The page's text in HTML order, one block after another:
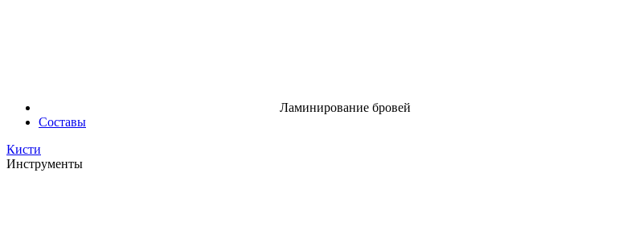
Ламинирование бровей
Составы
Кисти
Инструменты